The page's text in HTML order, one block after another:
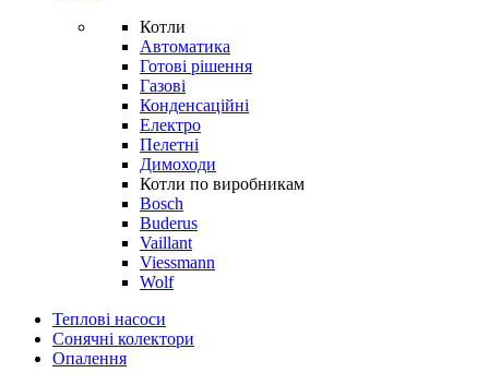
Котли
Автоматика
Готові рішення
Газові
Конденсаційні
Електро
Пелетні
Димоходи
Котли по виробникам
Bosch
Buderus
Vaillant
Viessmann
Wolf
Теплові насоси
Сонячні колектори
Опалення